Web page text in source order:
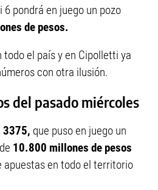
pondrá en juego un pozo
de pesos.
el país y en Cipolletti ya
con otra ilusión.
del pasado miércoles
3375, que puso en juego un
10.800 millones de pesos
apuestas en todo el territorio